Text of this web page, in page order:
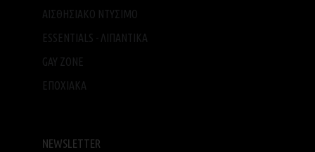
ΑΙΣΘΗΣΙΑΚΟ ΝΤΥΣΙΜΟ
ESSENTIALS - ΛΙΠΑΝΤΙΚΑ
GAY ZONE
ΕΠΟΧΙΑΚΑ
NEWSLETTER